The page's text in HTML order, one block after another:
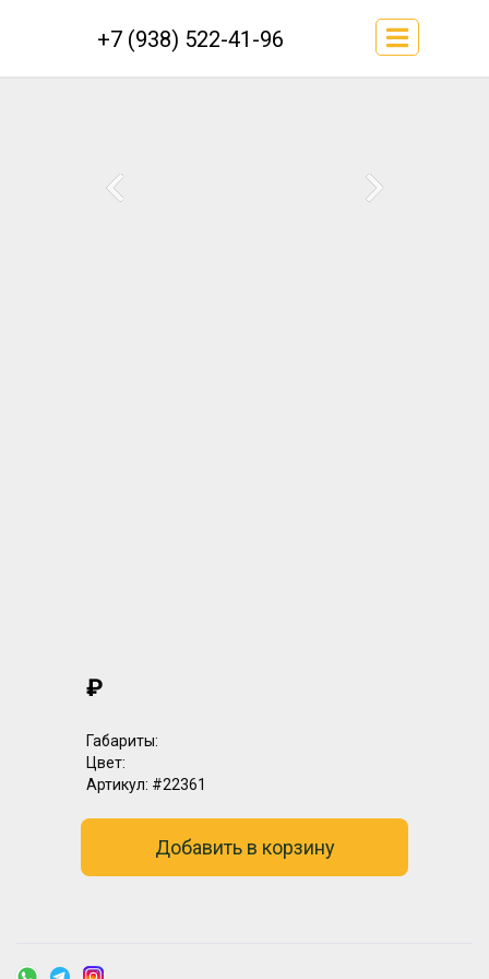
+7 (938) 522-41-96
₽
Габариты:
Цвет:
Артикул: #22361
Добавить в корзину